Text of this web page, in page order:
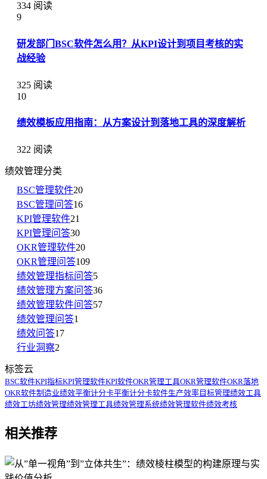
334 阅读
9
研发部门BSC软件怎么用？从KPI设计到项目考核的实
战经验
325 阅读
10
绩效模板应用指南：从方案设计到落地工具的深度解析
322 阅读
绩效管理分类
BSC管理软件20
BSC管理问答16
KPI管理软件21
KPI管理问答30
OKR管理软件20
OKR管理问答109
绩效管理指标问答5
绩效管理方案问答36
绩效管理软件问答57
绩效管理问答1
绩效问答17
行业洞察2
标签云
BSC软件KPI指标KPI管理软件KPI软件OKR管理工具OKR管理软件OKR落地
OKR软件制造业绩效平衡计分卡平衡计分卡软件生产效率 目标管理绩效工具
绩效工坊绩效管理绩效管理工具绩效管理系统绩效管理软件绩效考核
相关推荐